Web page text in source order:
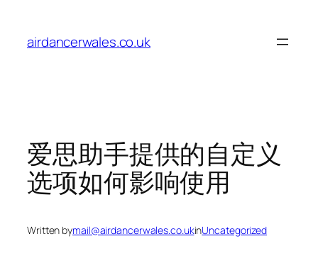
content
airdancerwales.co.uk
爱思助手提供的自定义
选项如何影响使用
Written bymail@airdancerwales.co.ukinUncategorized